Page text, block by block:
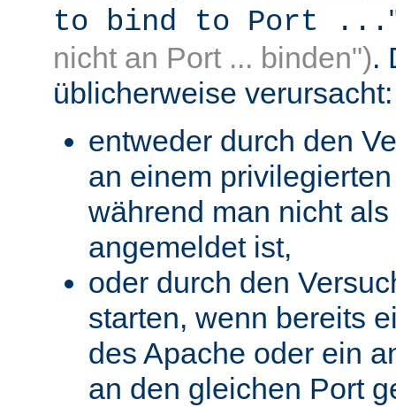
to bind to Port ...
nicht an Port ... binden").
üblicherweise verursacht:
entweder durch den
an einem
während man nicht
angemeldet ist,
oder durch den
starten, wenn bereits
des Apache oder ein
an den gleichen Port